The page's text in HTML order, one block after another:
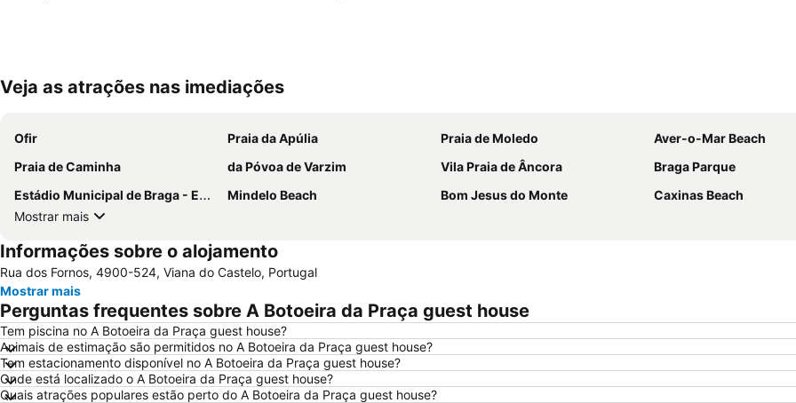
Veja as atrações nas imediações
Ofir Praia da Apúlia Praia de Moledo
Aver-o-Mar Beach
Praia de Caminha
da Póvoa de Varzim Vila Praia de Âncora
Braga Parque
Estádio Municipal de Braga - Estádio AXA
Mindelo Beach Bom Jesus do Monte
Caxinas Beach
Mostrar mais
Informações sobre o alojamento
Rua dos Fornos, 4900-524, Viana do Castelo, Portugal
Mostrar mais
Perguntas frequentes sobre A Botoeira da Praça guest house
Tem piscina no A Botoeira da Praça guest house?
Animais de estimação são permitidos no A Botoeira da Praça guest house?
Tem estacionamento disponível no A Botoeira da Praça guest house?
Onde está localizado o A Botoeira da Praça guest house?
Quais atrações populares estão perto do A Botoeira da Praça guest house?